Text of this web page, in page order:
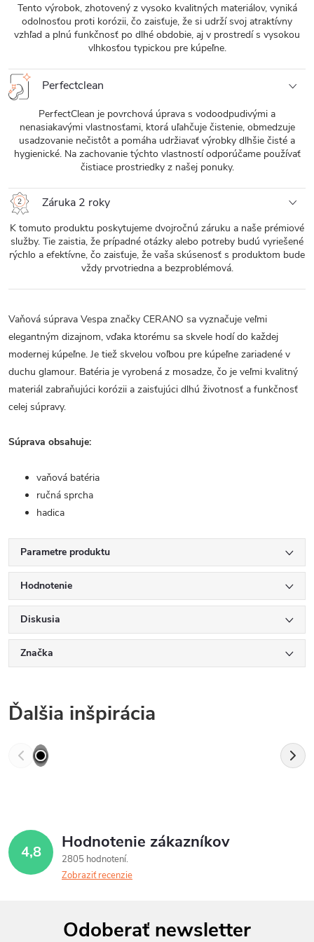
Tento výrobok, zhotovený z vysoko kvalitných materiálov, vyniká
odolnosťou proti korózii, čo zaisťuje, že si udrží svoj atraktívny
vzhľad a plnú funkčnosť po dlhé obdobie, aj v prostredí s vysokou
vlhkosťou typickou pre kúpeľne.
Perfectclean
PerfectClean je povrchová úprava s vodoodpudivými a
nenasiakavými vlastnosťami, ktorá uľahčuje čistenie, obmedzuje
usadzovanie nečistôt a pomáha udržiavať výrobky dlhšie čisté a
hygienické. Na zachovanie týchto vlastností odporúčame používať
čistiace prostriedky z našej ponuky.
Záruka 2 roky
K tomuto produktu poskytujeme dvojročnú záruku a naše prémiové
služby. Tie zaistia, že prípadné otázky alebo potreby budú vyriešené
rýchlo a efektívne, čo zaisťuje, že vaša skúsenosť s produktom bude
vždy prvotriedna a bezproblémová.
Vaňová súprava Vespa značky CERANO sa vyznačuje veľmi
elegantným dizajnom, vďaka ktorému sa skvele hodí do každej
modernej kúpeľne. Je tiež skvelou voľbou pre kúpeľne zariadené v
duchu glamour. Batéria je vyrobená z mosadze, čo je veľmi kvalitný
materiál zabraňujúci korózii a zaisťujúci dlhú životnosť a funkčnosť
celej súpravy.
Súprava obsahuje:
vaňová batéria
ručná sprcha
hadica
Parametre produktu
Hodnotenie
Diskusia
Značka
Ďalšia inšpirácia
4,8 Hodnotenie zákazníkov
2805 hodnotení
Zobraziť recenzie
Odoberať newsletter